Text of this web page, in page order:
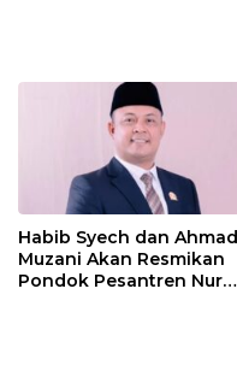
Habib Syech dan Ahmad
Muzani Akan Resmikan
Pondok Pesantren Nur